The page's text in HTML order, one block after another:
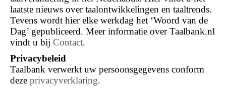
laatste nieuws over taalontwikkelingen en taaltrends.
Tevens wordt hier elke werkdag het ‘Woord van de
Dag’ gepubliceerd. Meer informatie over Taalbank.nl
vindt u bij Contact.
Privacybeleid
Taalbank verwerkt uw persoonsgegevens conform
deze privacyverklaring.